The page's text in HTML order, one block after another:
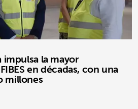
impulsa la mayor
en décadas, con una
millones